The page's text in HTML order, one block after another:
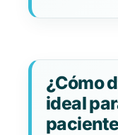
¿Cómo
ideal